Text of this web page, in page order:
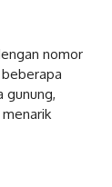
nomor
gunung,